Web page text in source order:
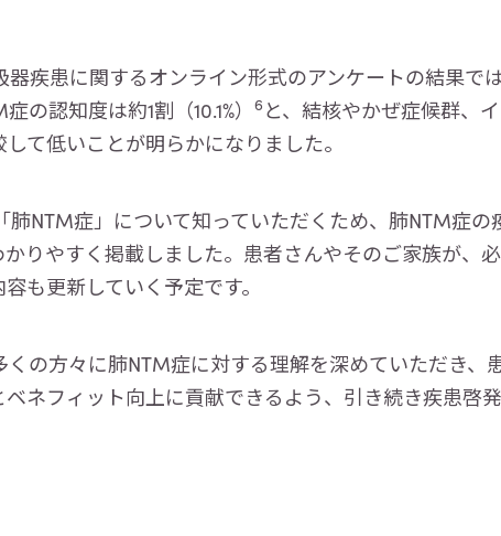
疾患に関するオンライン形式のアンケートの結果で
認知度は約1割（10.1%）
6 と、結核やかぜ症候群、
て低いことが明らかになりました。
NTM症」について知っていただくため、肺NTM症の
りやすく掲載しました。患者さんやそのご家族が、
も更新していく予定です。
の方々に肺NTM症に対する理解を深めていただき、
ネフィット向上に貢献できるよう、引き続き疾患啓